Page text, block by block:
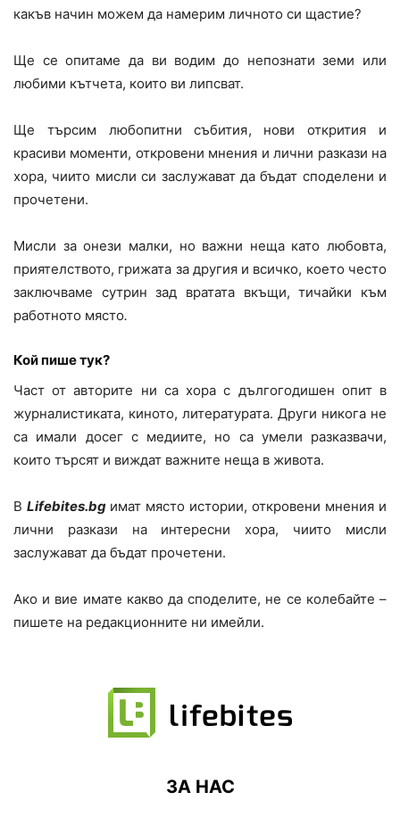
какъв начин можем да намерим личното си щастие?
Ще се опитаме да ви водим до непознати земи или
любими кътчета, които ви липсват.
Ще търсим любопитни събития, нови открития и
красиви моменти, откровени мнения и лични разкази на
хора, чиито мисли си заслужават да бъдат споделени и
прочетени.
Мисли за онези малки, но важни неща като любовта,
приятелството, грижата за другия и всичко, което често
заключваме сутрин зад вратата вкъщи, тичайки към
работното място.
Кой пише тук?
Част от авторите ни са хора с дългогодишен опит в
журналистиката, киното, литературата. Други никога не
са имали досег с медиите, но са умели разказвачи,
които търсят и виждат важните неща в живота.
В Lifebites.bg имат място истории, откровени мнения и
лични разкази на интересни хора, чиито мисли
заслужават да бъдат прочетени.
Ако и вие имате какво да споделите, не се колебайте –
пишете на редакционните ни имейли.
ЗА НАС